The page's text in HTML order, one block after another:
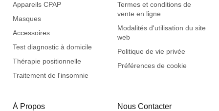
Appareils CPAP
Masques
Accessoires
Test diagnostic à domicile
Thérapie positionnelle
Traitement de l'insomnie
Termes et conditions de
vente en ligne
Modalités d'utilisation du site
web
Politique de vie privée
Préférences de cookie
À Propos Nous Contacter